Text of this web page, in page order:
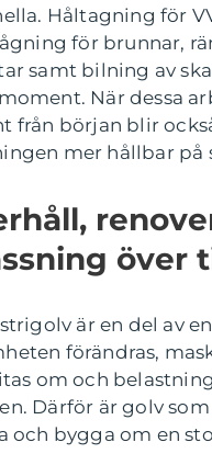
Håltagning för
för brunnar,
samt bilning av
När dessa
från början blir
mer hållbar på
över
är en del av
förändras,
om och
Därför är golv
och bygga om en